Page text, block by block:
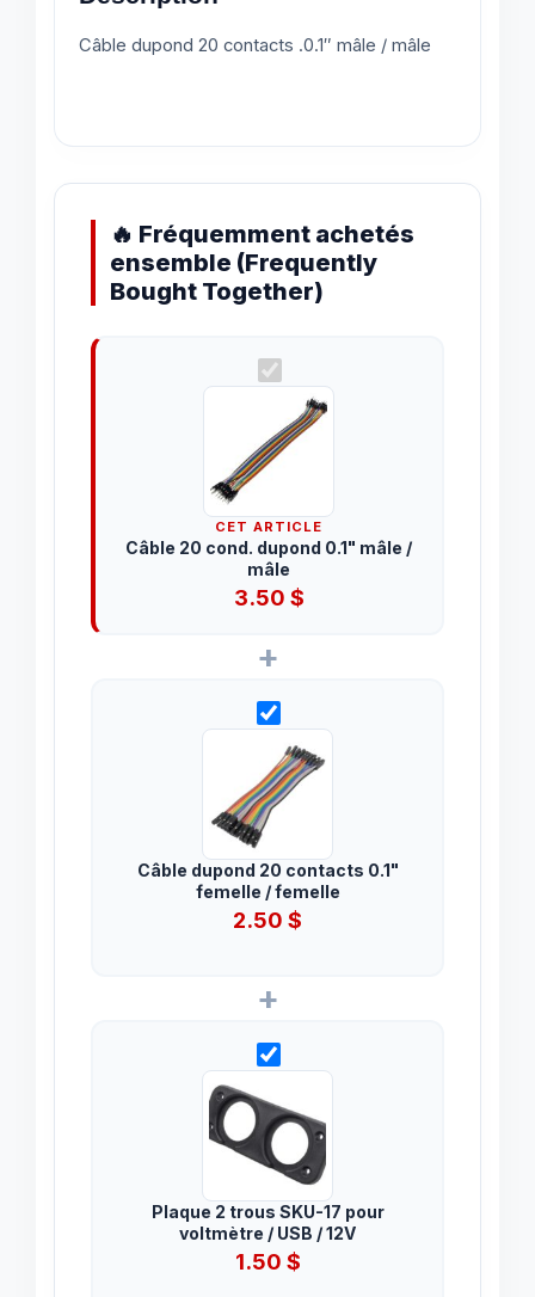
Câble dupond 20 contacts .0.1″ mâle / mâle
🔥 Fréquemment achetés
ensemble (Frequently
Bought Together)
CET ARTICLE
Câble 20 cond. dupond 0.1" mâle /
mâle
3.50 $
+
Câble dupond 20 contacts 0.1"
femelle / femelle
2.50 $
+
Plaque 2 trous SKU-17 pour
voltmètre / USB / 12V
1.50 $